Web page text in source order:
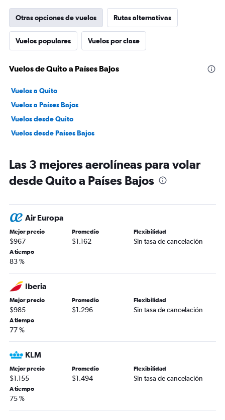
Otras opciones de vuelos Rutas alternativas
Vuelos populares Vuelos por clase
Vuelos de Quito a Países Bajos
Vuelos a Quito
Vuelos a Países Bajos
Vuelos desde Quito
Vuelos desde Países Bajos
Las 3 mejores aerolíneas para volar
desde Quito a Países Bajos
Air Europa
Mejor precio
$967
Promedio
$1.162
Flexibilidad
Sin tasa de cancelación
A tiempo
83 %
Iberia
Mejor precio
$985
Promedio
$1.296
Flexibilidad
Sin tasa de cancelación
A tiempo
77 %
KLM
Mejor precio
$1.155
Promedio
$1.494
Flexibilidad
Sin tasa de cancelación
A tiempo
75 %